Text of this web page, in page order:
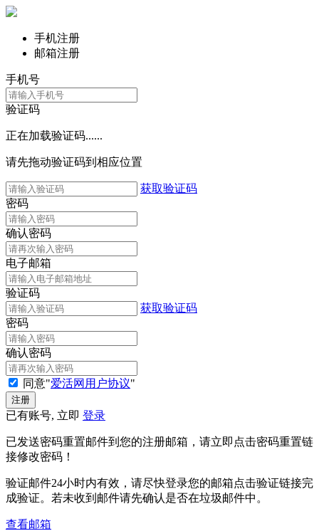
手机注册
邮箱注册
手机号
验证码
正在加载验证码......
请先拖动验证码到相应位置
获取验证码
密码
确认密码
电子邮箱
验证码
获取验证码
密码
确认密码
同意"爱活网用户协议"
已有账号, 立即 登录
已发送密码重置邮件到您的注册邮箱，请立即点击密码重置链
接修改密码！
验证邮件24小时内有效，请尽快登录您的邮箱点击验证链接完
成验证。若未收到邮件请先确认是否在垃圾邮件中。
查看邮箱